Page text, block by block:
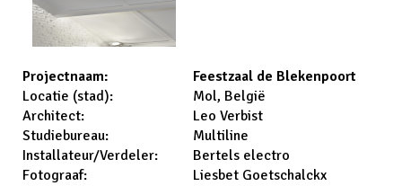
Projectnaam:
Feestzaal de Blekenpoort
Locatie (stad):
Mol, België
Architect:
Leo Verbist
Studiebureau:
Multiline
Installateur/Verdeler:
Bertels electro
Fotograaf:
Liesbet Goetschalckx